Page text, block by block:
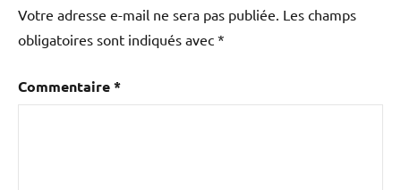
Votre adresse e-mail ne sera pas publiée. Les champs
obligatoires sont indiqués avec *
Commentaire*